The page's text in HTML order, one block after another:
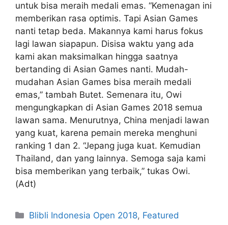
untuk bisa meraih medali emas. “Kemenagan ini
memberikan rasa optimis. Tapi Asian Games
nanti tetap beda. Makannya kami harus fokus
lagi lawan siapapun. Disisa waktu yang ada
kami akan maksimalkan hingga saatnya
bertanding di Asian Games nanti. Mudah-
mudahan Asian Games bisa meraih medali
emas,” tambah Butet. Semenara itu, Owi
mengungkapkan di Asian Games 2018 semua
lawan sama. Menurutnya, China menjadi lawan
yang kuat, karena pemain mereka menghuni
ranking 1 dan 2. “Jepang juga kuat. Kemudian
Thailand, dan yang lainnya. Semoga saja kami
bisa memberikan yang terbaik,” tukas Owi.
(Adt)
Blibli Indonesia Open 2018, Featured